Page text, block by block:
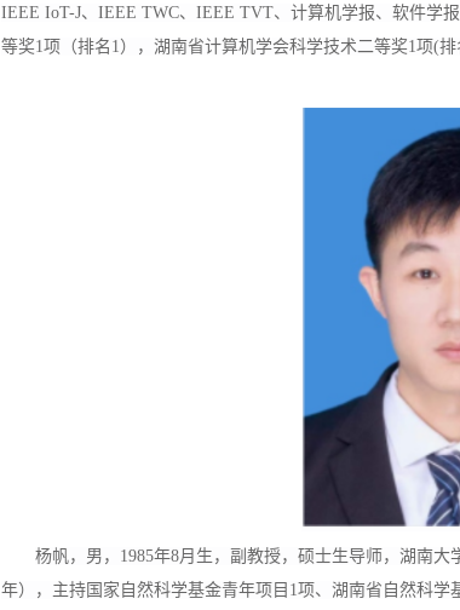
IEEE IoT-J、IEEE TWC、IEEE TVT、计算机学报、软件学
等奖1项（排名1），湖南省计算机学会科学技术二等奖1项(排
杨帆，男，1985年8月生， 副教授，硕士生导师， 湖南大
年），主持国家自然科学基金青年项目1项、湖南省自然科